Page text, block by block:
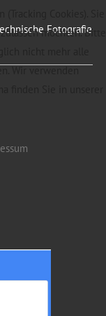
Fotografie
möchten. Bitte
nicht mehr alle
finden Sie in unserer